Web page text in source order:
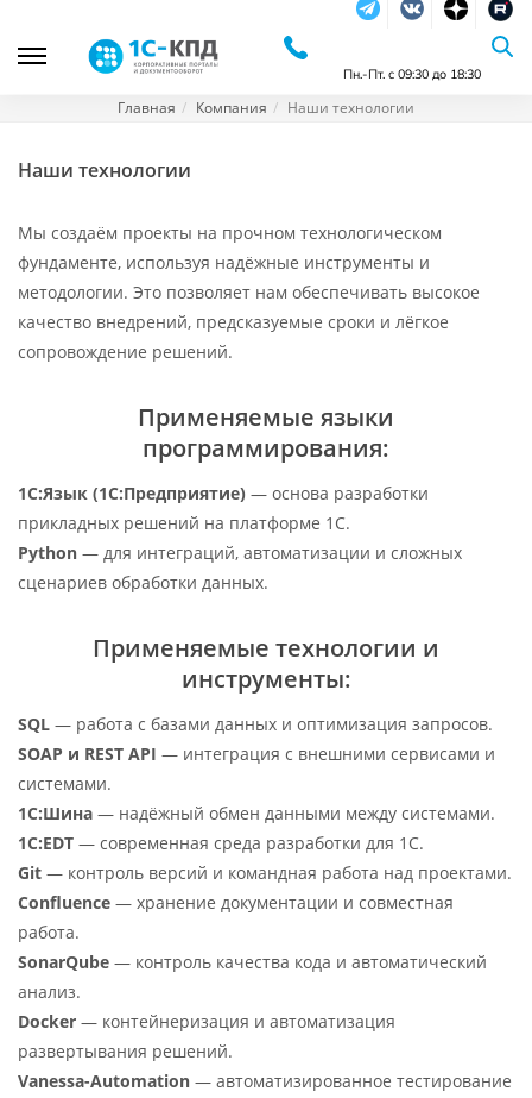
Пн.-Пт. с 09:30 до 18:30
Главная Компания Наши технологии
Наши технологии
Мы создаём проекты на прочном технологическом
фундаменте, используя надёжные инструменты и
методологии. Это позволяет нам обеспечивать высокое
качество внедрений, предсказуемые сроки и лёгкое
сопровождение решений.
Применяемые языки
программирования:
1С:Язык (1С:Предприятие) — основа разработки
прикладных решений на платформе 1С.
Python — для интеграций, автоматизации и сложных
сценариев обработки данных.
Применяемые технологии и
инструменты:
SQL — работа с базами данных и оптимизация запросов.
SOAP и REST API — интеграция с внешними сервисами и
системами.
1С:Шина — надёжный обмен данными между системами.
1С:EDT — современная среда разработки для 1С.
Git — контроль версий и командная работа над проектами.
Confluence — хранение документации и совместная
работа.
SonarQube — контроль качества кода и автоматический
анализ.
Docker — контейнеризация и автоматизация
развертывания решений.
Vanessa-Automation — автоматизированное тестирование